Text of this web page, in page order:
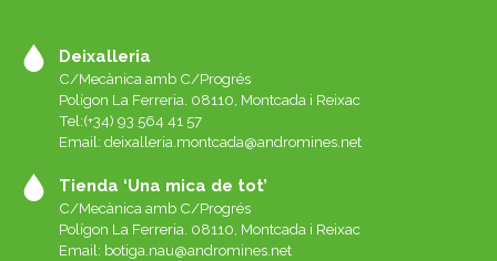
Deixalleria
C/Mecànica amb C/Progrés
Polígon La Ferreria. 08110, Montcada i Reixac
Tel:(+34) 93 564 41 57
Email: deixalleria.montcada@andromines.net
Tienda ‘Una mica de tot’
C/Mecànica amb C/Progrés
Polígon La Ferreria. 08110, Montcada i Reixac
Email: botiga.nau@andromines.net